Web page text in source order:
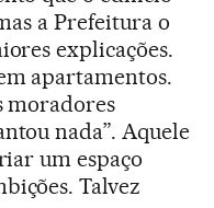
a Prefeitura o
explicações.
apartamentos.
moradores
nada”. Aquele
um espaço
Talvez